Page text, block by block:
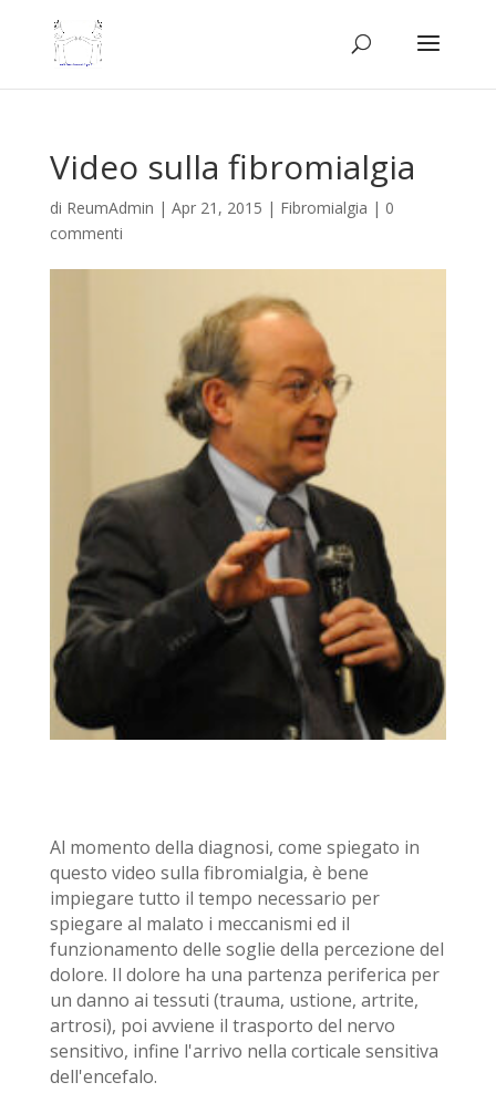
Video sulla fibromialgia
di ReumAdmin | Apr 21, 2015 | Fibromialgia | 0
commenti
Al momento della diagnosi, come spiegato in
questo video sulla fibromialgia, è bene
impiegare tutto il tempo necessario per
spiegare al malato i meccanismi ed il
funzionamento delle soglie della percezione del
dolore. Il dolore ha una partenza periferica per
un danno ai tessuti (trauma, ustione, artrite,
artrosi), poi avviene il trasporto del nervo
sensitivo, infine l'arrivo nella corticale sensitiva
dell'encefalo.